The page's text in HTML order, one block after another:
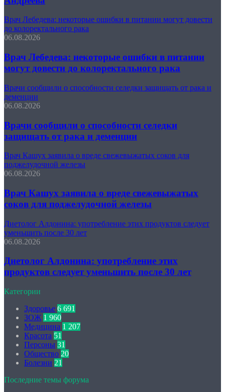
Врач Лебедева: некоторые ошибки в питании могут довести
до колоректального рака
06.08.2026
Врач Лебедева: некоторые ошибки в питании
могут довести до колоректального рака
Врачи сообщили о способности селедки защищать от рака и
деменции
06.08.2026
Врачи сообщили о способности селедки
защищать от рака и деменции
Врач Кашух заявила о вреде свежевыжатых соков для
поджелудочной железы
06.08.2026
Врач Кашух заявила о вреде свежевыжатых
соков для поджелудочной железы
Диетолог Алдонина: употребление этих продуктов следует
уменьшить после 30 лет
06.08.2026
Диетолог Алдонина: употребление этих
продуктов следует уменьшить после 30 лет
Категории
Здоровье 6 691
ЗОЖ 1 960
Медицина 1 207
Красота 51
Персоны 31
Общество 20
Болезни 21
Последние темы форума